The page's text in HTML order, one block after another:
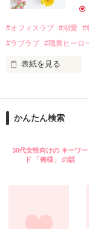
夏木美桜(なつきみ
鳴海哲平 (なるみて
2026.6.5～
＊以前、公開して
なぜか恭司から飼
#オフィスラブ #溺愛 #
#ラブラブ #職業ヒーロ
表紙を見る
ションの企画戦略
めた、同期で恋人
いた。
守と由羅から『便
鷹哉『宜しくな、
雛子『俺の……ひ
かんたん検索
30代女性向けの キーワー
ド 「俺様」 の話